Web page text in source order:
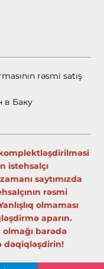
rəsmi satış
в Баку
istehsalçı
saytımızda
rəsmi
olmaması
aparın.
olmağı barədə
dəqiqləşdirin!